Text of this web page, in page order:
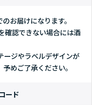
お届けになります。
確認できない場合には酒
ジやラベルデザインが
めご了承ください。
ード